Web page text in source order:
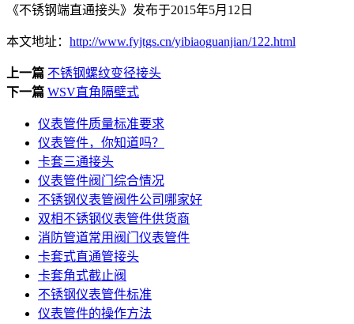
《不锈钢端直通接头》发布于2015年5月12日
本文地址： http://www.fyjtgs.cn/yibiaoguanjian/122.html
上一篇 不锈钢螺纹变径接头
下一篇 WSV直角隔壁式
仪表管件质量标准要求
仪表管件，你知道吗？
卡套三通接头
仪表管件阀门综合情况
不锈钢仪表管阀件公司哪家好
双相不锈钢仪表管件供货商
消防管道常用阀门仪表管件
卡套式直通管接头
卡套角式截止阀
不锈钢仪表管件标准
仪表管件的操作方法